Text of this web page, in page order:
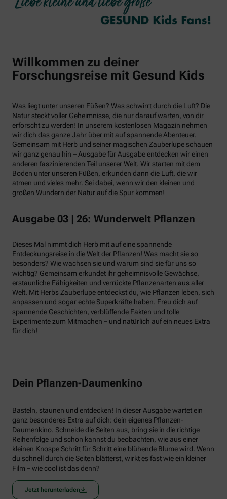
Willkommen zu deiner
Forschungsreise mit Gesund Kids
Was liegt unter unseren Füßen? Was schwirrt durch die Luft? Die
Natur steckt voller Geheimnisse, die nur darauf warten, von dir
erforscht zu werden! In unserem kostenlosen Magazin nehmen
wir dich das ganze Jahr über mit auf spannende Abenteuer.
Gemeinsam mit Herb und seiner magischen Zauberlupe schauen
wir ganz genau hin – Ausgabe für Ausgabe entdecken wir einen
anderen faszinierenden Teil unserer Welt. Wir starten mit dem
Boden unter unseren Füßen, erkunden dann die Luft, die wir
atmen und vieles mehr. Sei dabei, wenn wir den kleinen und
großen Wundern der Natur auf die Spur kommen!
Ausgabe 03 | 26: Wunderwelt Pflanzen
Dieses Mal nimmt dich Herb mit auf eine spannende
Entdeckungsreise in die Welt der Pflanzen! Was macht sie so
besonders? Wie wachsen sie und warum sind sie für uns so
wichtig? Gemeinsam erkundet ihr geheimnisvolle Gewächse,
erstaunliche Fähigkeiten und verrückte Pflanzenarten aus aller
Welt. Mit Herbs Zauberlupe entdeckst du, wie Pflanzen leben, sich
anpassen und sogar echte Superkräfte haben. Freu dich auf
spannende Geschichten, verblüffende Fakten und tolle
Experimente zum Mitmachen – und natürlich auf ein neues Extra
für dich!
Dein Pflanzen-Daumenkino
Basteln, staunen und entdecken! In dieser Ausgabe wartet ein
ganz besonderes Extra auf dich: dein eigenes Pflanzen-
Daumenkino. Schneide die Seiten aus, bring sie in die richtige
Reihenfolge und schon kannst du beobachten, wie aus einer
kleinen Knospe Schritt für Schritt eine blühende Blume wird. Wenn
du schnell durch die Seiten blätterst, wirkt es fast wie ein kleiner
Film – wie cool ist das denn?
Jetzt herunterladen